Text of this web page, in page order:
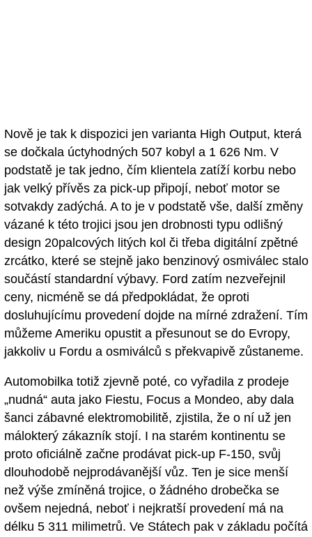
Nově je tak k dispozici jen varianta High Output, která
se dočkala úctyhodných 507 kobyl a 1 626 Nm. V
podstatě je tak jedno, čím klientela zatíží korbu nebo
jak velký přívěs za pick-up připojí, neboť motor se
sotvakdy zadýchá. A to je v podstatě vše, další změny
vázané k této trojici jsou jen drobnosti typu odlišný
design 20palcových litých kol či třeba digitální zpětné
zrcátko, které se stejně jako benzinový osmiválec stalo
součástí standardní výbavy. Ford zatím nezveřejnil
ceny, nicméně se dá předpokládat, že oproti
dosluhujícímu provedení dojde na mírné zdražení. Tím
můžeme Ameriku opustit a přesunout se do Evropy,
jakkoliv u Fordu a osmiválců s překvapivě zůstaneme.
Automobilka totiž zjevně poté, co vyřadila z prodeje
„nudná“ auta jako Fiestu, Focus a Mondeo, aby dala
šanci zábavné elektromobilitě, zjistila, že o ní už jen
málokterý zákazník stojí. I na starém kontinentu se
proto oficiálně začne prodávat pick-up F-150, svůj
dlouhodobě nejprodávanější vůz. Ten je sice menší
než výše zmíněná trojice, o žádného drobečka se
ovšem nejedná, neboť i nejkratší provedení má na
délku 5 311 milimetrů. Ve Státech pak v základu počítá